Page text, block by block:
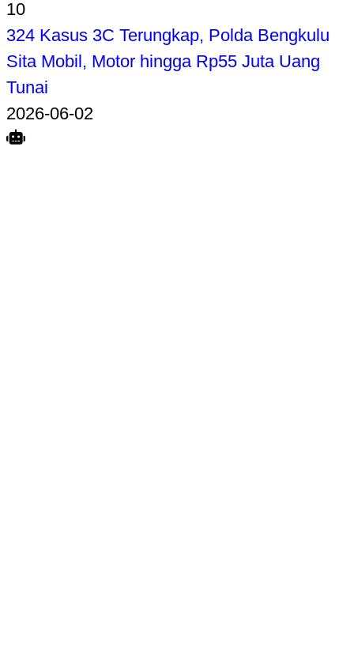
10
324 Kasus 3C Terungkap, Polda Bengkulu
Sita Mobil, Motor hingga Rp55 Juta Uang
Tunai
2026-06-02